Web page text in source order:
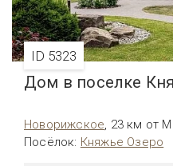
ID 5323
Дом в поселке
Новорижское, 23 км от
Посёлок: Княжье Озеро